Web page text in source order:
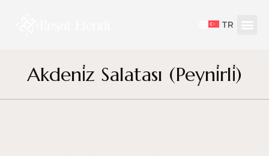
TR
Akdeni̇z Salatası (Peyni̇rli̇)